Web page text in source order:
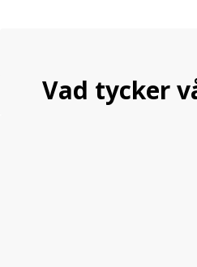
Vad tycker